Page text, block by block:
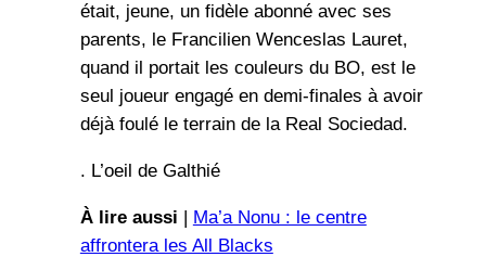
était, jeune, un fidèle abonné avec ses
parents, le Francilien Wenceslas Lauret,
quand il portait les couleurs du BO, est le
seul joueur engagé en demi-finales à avoir
déjà foulé le terrain de la Real Sociedad.
. L’oeil de Galthié
À lire aussi | Ma’a Nonu : le centre
affrontera les All Blacks